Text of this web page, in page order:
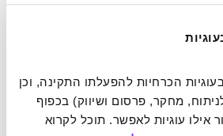
שלנו התפתח לאור ההבדלים (תרתי
במערכת היה גם תרגום של אורכי הגל
בולט בצבע הכחול, ובאופן ספציפי
פוסטר אחראי לגילויו של